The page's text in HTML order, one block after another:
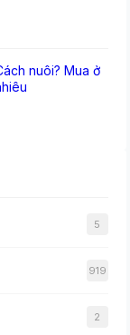
nuôi? Mua ở
5
919
2